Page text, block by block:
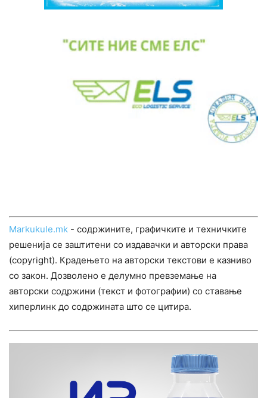
Markukule.mk - содржините, графичките и техничките
решенија се заштитени со издавачки и авторски права
(copyright). Крадењето на авторски текстови е казниво
со закон. Дозволено е делумно превземање на
авторски содржини (текст и фотографии) со ставање
хиперлинк до содржината што се цитира.